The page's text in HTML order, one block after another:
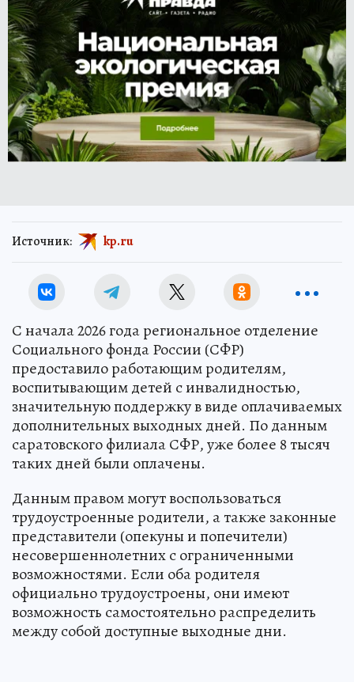
Источник: kp.ru
С начала 2026 года региональное отделение
Социального фонда России (СФР)
предоставило работающим родителям,
воспитывающим детей с инвалидностью,
значительную поддержку в виде оплачиваемых
дополнительных выходных дней. По данным
саратовского филиала СФР, уже более 8 тысяч
таких дней были оплачены.
Данным правом могут воспользоваться
трудоустроенные родители, а также законные
представители (опекуны и попечители)
несовершеннолетних с ограниченными
возможностями. Если оба родителя
официально трудоустроены, они имеют
возможность самостоятельно распределить
между собой доступные выходные дни.